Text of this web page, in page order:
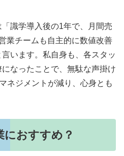
識学導入後の1年で、月間売
業チームも自主的に数値改善
います。私自身も、各スタッ
なったことで、無駄な声掛け
ネジメントが減り、心身とも
におすすめ？